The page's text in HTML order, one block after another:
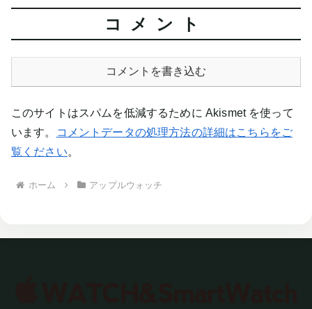
コメント
コメントを書き込む
このサイトはスパムを低減するために Akismet を使って
います。
コメントデータの処理方法の詳細はこちらをご
覧ください。
ホーム アップルウォッチ